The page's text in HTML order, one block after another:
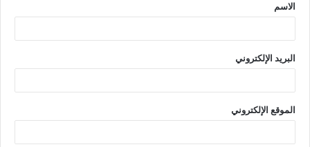
الاسم
البريد الإلكتروني
الموقع الإلكتروني